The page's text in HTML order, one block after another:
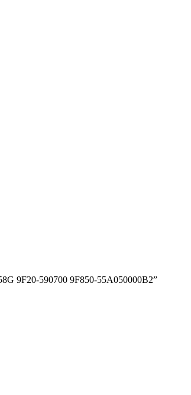
9F20-590700 9F850-55A050000B2”